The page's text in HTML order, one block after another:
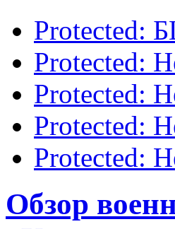
Protected:
Protected:
Protected:
Protected:
Protected:
Обзор